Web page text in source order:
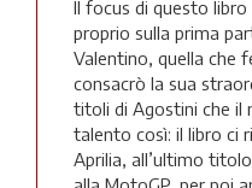
Il focus di questo
proprio sulla prima
Valentino, quella che
consacrò la sua
titoli di Agostini che il
talento così: il libro ci
Aprilia, all’ultimo